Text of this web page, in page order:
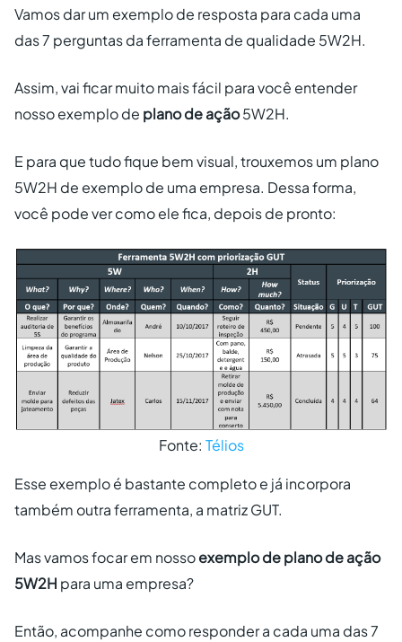
Vamos dar um exemplo de resposta para cada uma
das 7 perguntas da ferramenta de qualidade 5W2H.
Assim, vai ficar muito mais fácil para você entender
nosso exemplo de plano de ação5W2H.
E para que tudo fique bem visual, trouxemos um plano
5W2H de exemplo de uma empresa. Dessa forma,
você pode ver como ele fica, depois de pronto:
Fonte: Télios
Esse exemplo é bastante completo e já incorpora
também outra ferramenta, a matriz GUT.
Mas vamos focar em nossoexemplo de plano de ação
5W2H para uma empresa?
Então, acompanhe como responder a cada uma das 7